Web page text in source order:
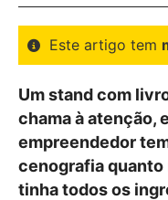
Este artigo tem
Um stand com
chama à atenção,
empreendedor
cenografia quanto
tinha todos os